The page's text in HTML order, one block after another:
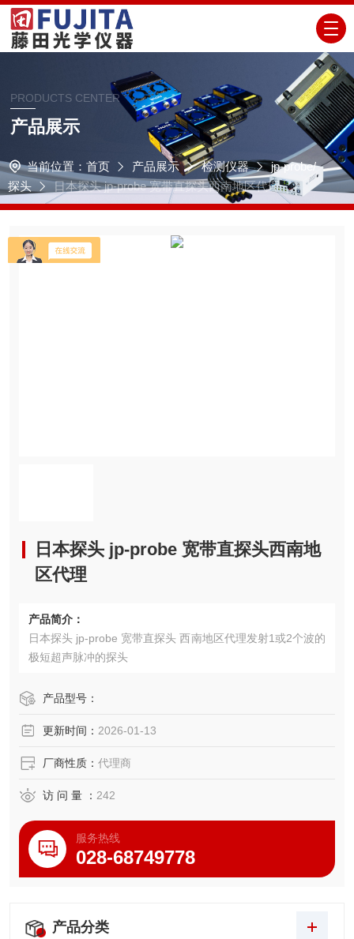
PRODUCTS CENTER
产品展示
当前位置： 首页 产品展示 检测仪器
jp-probe/
探头
日本探头 jp-probe 宽带直探头西南地区代理
日本探头 jp-probe 宽带直探头西南地
区代理
产品简介：
日本探头 jp-probe 宽带直探头 西南地区代理发射1或2个波的
极短超声脉冲的探头
产品型号：
更新时间： 2026-01-13
厂商性质： 代理商
访 问 量 ： 242
服务热线
028-68749778
产品分类